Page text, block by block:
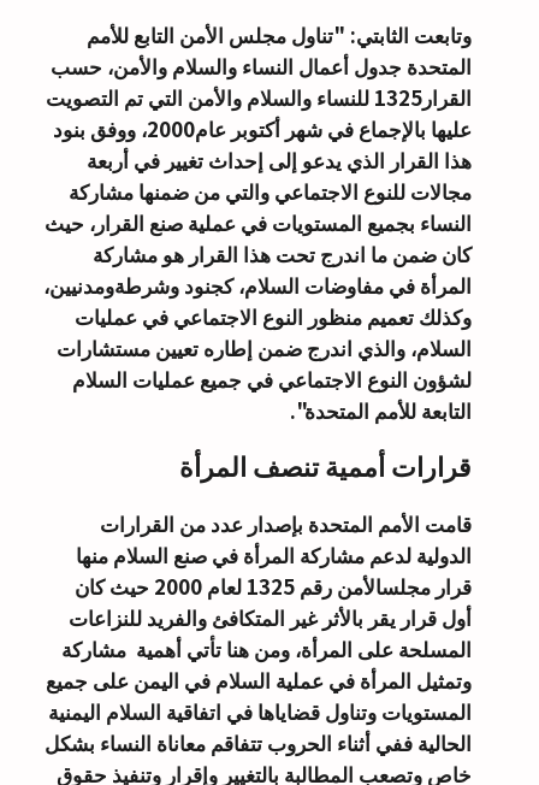
وتابعت الثابتي: "تناول مجلس الأمن التابع للأمم
المتحدة جدول أعمال النساء والسلام والأمن، حسب
القرار1325 للنساء والسلام والأمن التي تم التصويت
عليها بالإجماع في شهر أكتوبر عام2000، ووفق بنود
هذا القرار الذي يدعو إلى إحداث تغيير في أربعة
مجالات للنوع الاجتماعي والتي من ضمنها مشاركة
النساء بجميع المستويات في عملية صنع القرار، حيث
كان ضمن ما اندرج تحت هذا القرار هو مشاركة
المرأة في مفاوضات السلام، كجنود وشرطةومدنيين،
وكذلك تعميم منظور النوع الاجتماعي في عمليات
السلام، والذي اندرج ضمن إطاره تعيين مستشارات
لشؤون النوع الاجتماعي في جميع عمليات السلام
التابعة للأمم المتحدة".
قرارات أممية تنصف المرأة
قامت الأمم المتحدة بإصدار عدد من القرارات
الدولية لدعم مشاركة المرأة في صنع السلام منها
قرار مجلسالأمن رقم 1325 لعام 2000 حيث كان
أول قرار يقر بالأثر غير المتكافئ والفريد للنزاعات
المسلحة على المرأة، ومن هنا تأتي أهمية مشاركة
وتمثيل المرأة في عملية السلام في اليمن على جميع
المستويات وتناول قضاياها في اتفاقية السلام اليمنية
الحالية ففي أثناء الحروب تتفاقم معاناة النساء بشكل
خاص وتصعب المطالبة بالتغيير وإقرار وتنفيذ حقوق